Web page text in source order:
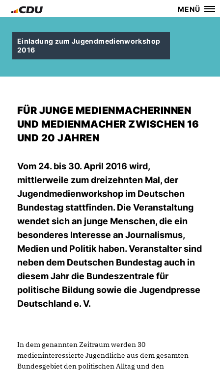
MENÜ
Einladung zum Jugendmedienworkshop
2016
FÜR JUNGE MEDIENMACHERINNEN
UND MEDIENMACHER ZWISCHEN 16
UND 20 JAHREN
Vom 24. bis 30. April 2016 wird,
mittlerweile zum dreizehnten Mal, der
Jugendmedienworkshop im Deutschen
Bundestag stattfinden. Die Veranstaltung
wendet sich an junge Menschen, die ein
besonderes Interesse an Journalismus,
Medien und Politik haben. Veranstalter sind
neben dem Deutschen Bundestag auch in
diesem Jahr die Bundeszentrale für
politische Bildung sowie die Jugendpresse
Deutschland e. V.
In dem genannten Zeitraum werden 30
medieninteressierte Jugendliche aus dem gesamten
Bundesgebiet den politischen Alltag und den